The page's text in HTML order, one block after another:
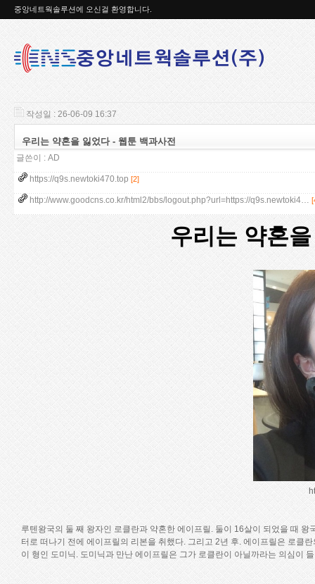
중앙네트웍솔루션에 오신걸 환영합니다.
작성일 : 26-06-09 16:37
우리는 약혼을 잃었다 - 웹툰 백과사전
글쓴이 : AD
https://q9s.newtoki470.top [2]
http://www.goodcns.co.kr/html2/bbs/logout.php?url=https://q9s.newtoki4…
우리는 약혼
루텐왕국의 둘 째 왕자인 로클란과 약혼한 에이프릴. 둘이 16살이 되었을 때
터로 떠나기 전에 에이프릴의 리본을 취했다. 그리고 2년 후. 에이프릴은 로클
이 형인 도미닉. 도미닉과 만난 에이프릴은 그가 로클란이 아닐까라는 의심이